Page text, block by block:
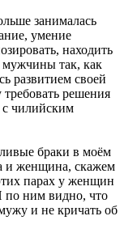
занималась
умение
находить
мужчины так, как
развитием своей
решения
чилийским
браки в моём
и женщина, скажем
парах у женщин
по ним видно, что
и не кричать об